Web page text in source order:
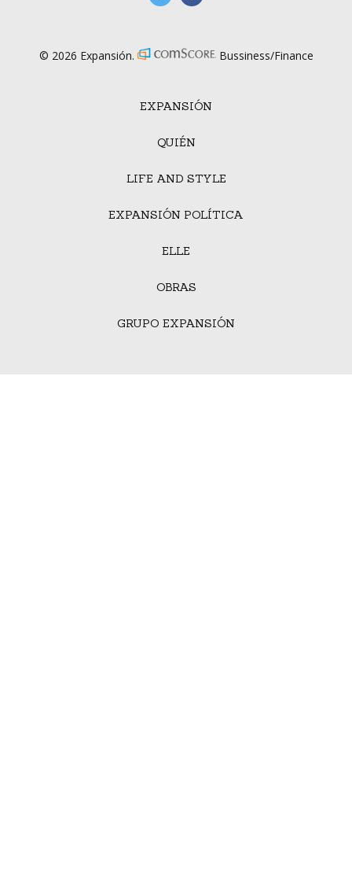
EXPANSIÓN
QUIÉN
LIFE AND STYLE
EXPANSIÓN POLÍTICA
ELLE
OBRAS
GRUPO EXPANSIÓN
© 2026 Expansión. Bussiness/Finance